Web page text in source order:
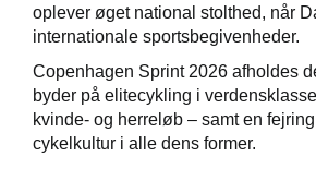
oplever øget national stolthed, når
internationale sportsbegivenheder.
Copenhagen Sprint 2026 afholdes
byder på elitecykling i
kvinde- og herreløb – samt en
cykelkultur i alle dens former.